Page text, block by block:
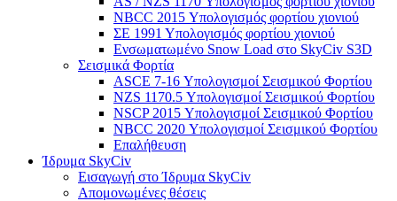
NBCC 2015 Υπολογισμός φορτίου χιονιού
ΣΕ 1991 Υπολογισμός φορτίου χιονιού
Ενσωματωμένο Snow Load στο SkyCiv S3D
Σεισμικά Φορτία
ASCE 7-16 Υπολογισμοί Σεισμικού Φορτίου
NZS 1170.5 Υπολογισμοί Σεισμικού Φορτίου
NSCP 2015 Υπολογισμοί Σεισμικού Φορτίου
NBCC 2020 Υπολογισμοί Σεισμικού Φορτίου
Επαλήθευση
Ίδρυμα SkyCiv
Εισαγωγή στο Ίδρυμα SkyCiv
Απομονωμένες θέσεις